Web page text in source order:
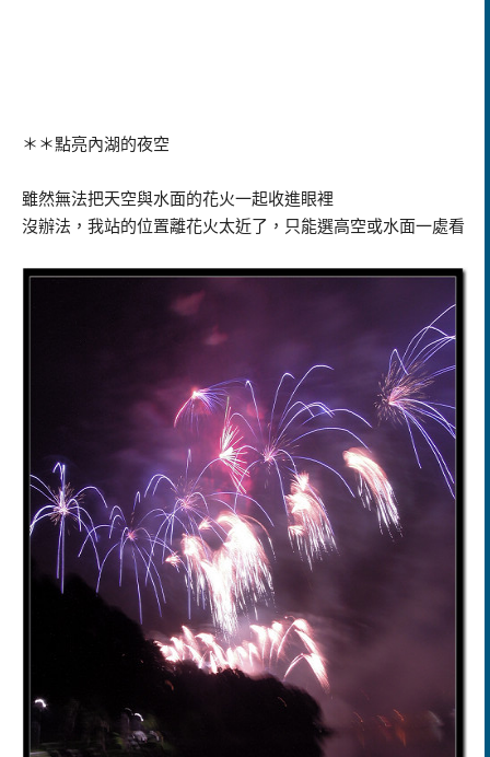
＊＊點亮內湖的夜空
雖然無法把天空與水面的花火一起收進眼裡
沒辦法，我站的位置離花火太近了，只能選高空或水面一處看